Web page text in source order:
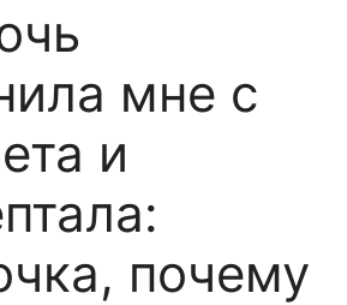
мне с
и
почему